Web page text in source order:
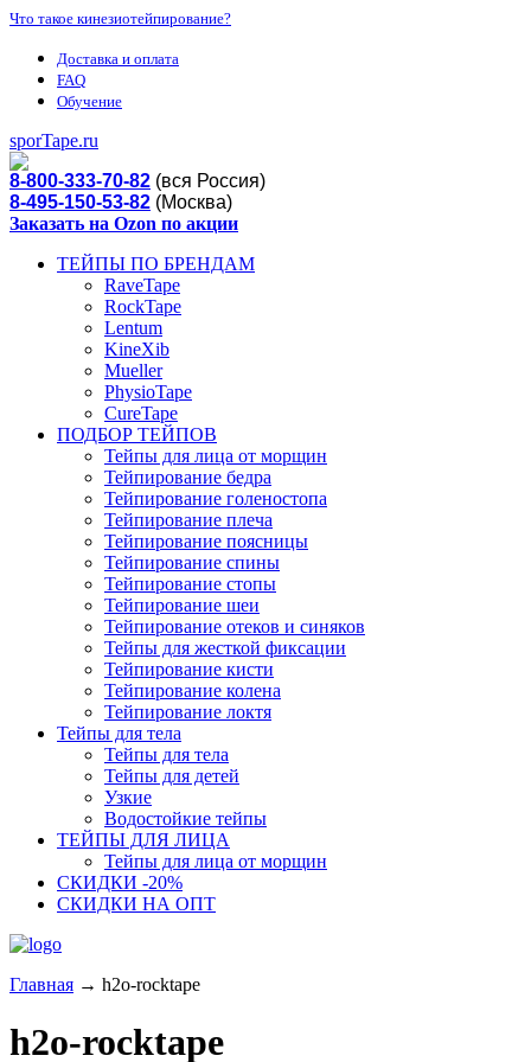
Что такое кинезиотейпирование?
Доставка и оплата
FAQ
Обучение
sporTape.ru
8-800-333-70-82 (вся Россия)
8-495-150-53-82 (Москва)
Заказать на Ozon по акции
ТЕЙПЫ ПО БРЕНДАМ
RaveTape
RockTape
Lentum
KineXib
Mueller
PhysioTape
CureTape
ПОДБОР ТЕЙПОВ
Тейпы для лица от морщин
Тейпирование бедра
Тейпирование голеностопа
Тейпирование плеча
Тейпирование поясницы
Тейпирование спины
Тейпирование стопы
Тейпирование шеи
Тейпирование отеков и синяков
Тейпы для жесткой фиксации
Тейпирование кисти
Тейпирование колена
Тейпирование локтя
Тейпы для тела
Тейпы для тела
Тейпы для детей
Узкие
Водостойкие тейпы
ТЕЙПЫ ДЛЯ ЛИЦА
Тейпы для лица от морщин
СКИДКИ -20%
СКИДКИ НА ОПТ
Главная → h2o-rocktape
h2o-rocktape